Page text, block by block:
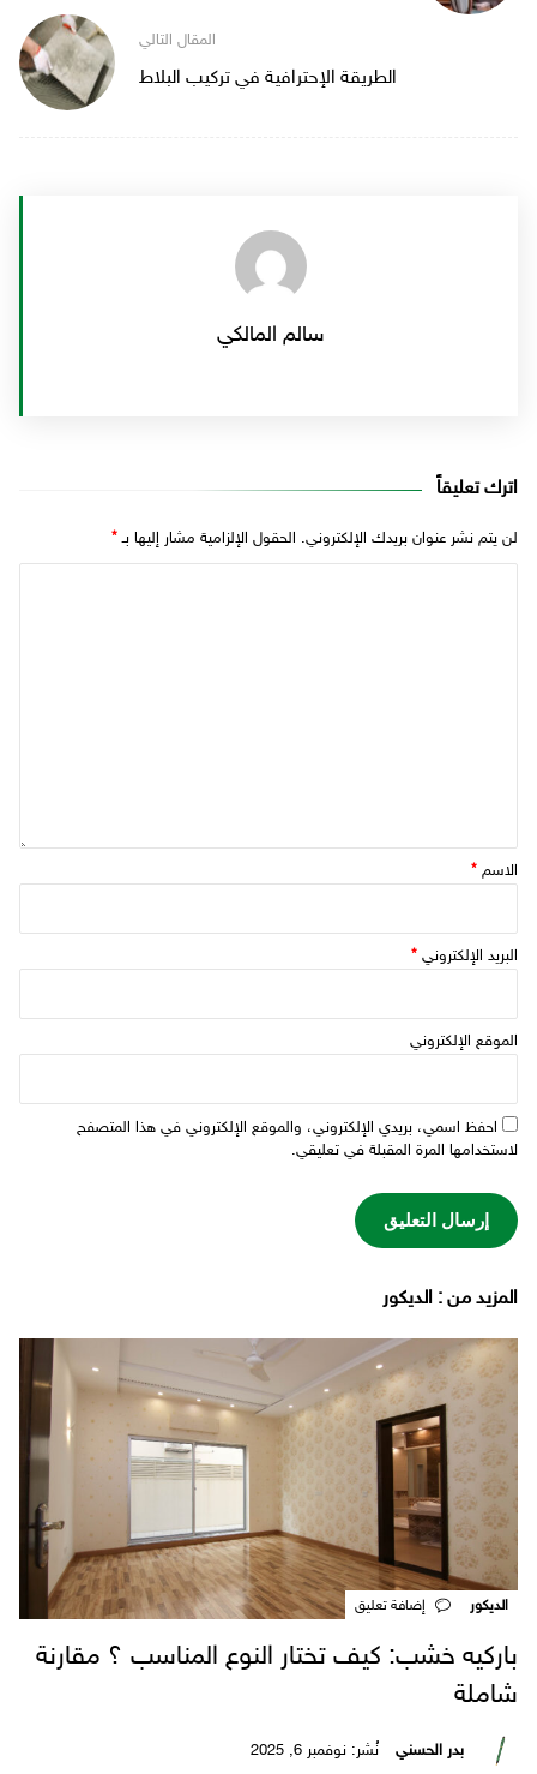
الطريقة الإحترافية في تركيب البلاط
سالم المالكي
اترك تعليقاً
لن يتم نشر عنوان بريدك الإلكتروني. الحقول الإلزامية مشار إليها بـ*
الاسم *
البريد الإلكتروني *
الموقع الإلكتروني
احفظ اسمي، بريدي الإلكتروني، والموقع الإلكتروني في هذا المتصفح
لاستخدامها المرة المقبلة في تعليقي.
‫المزيد من ‬: الديكور
الديكور
باركيه خشب: كيف تختار النوع المناسب ؟ مقارنة
شاملة
بدر الحسني نُشر: نوفمبر 6, 2025